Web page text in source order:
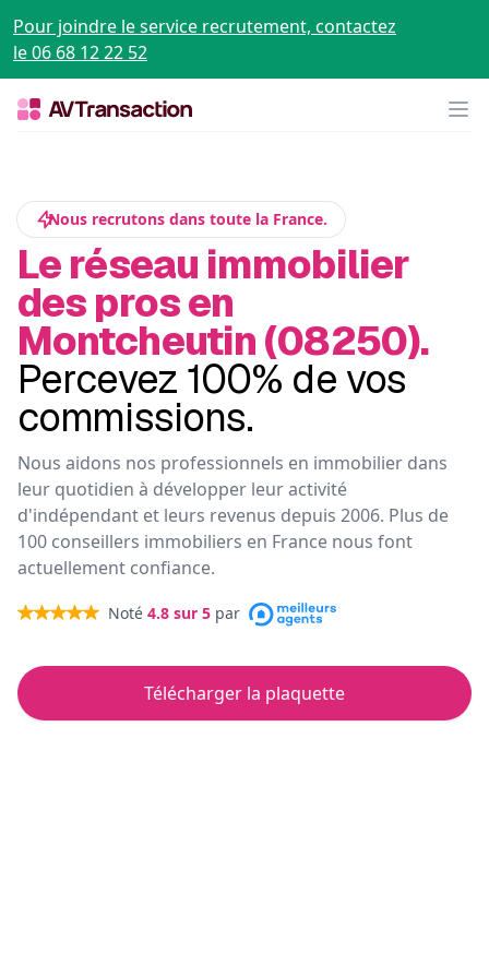
Pour joindre le service recrutement, contactez
le 06 68 12 22 52
Nous recrutons dans toute la France.
Le réseau immobilier
des pros en
Montcheutin (08250).
Percevez 100% de vos
commissions.
Nous aidons nos professionnels en immobilier dans
leur quotidien à développer leur activité
d'indépendant et leurs revenus depuis 2006. Plus de
100 conseillers immobiliers en France nous font
actuellement confiance.
Noté 4.8 sur 5 par
Télécharger la plaquette